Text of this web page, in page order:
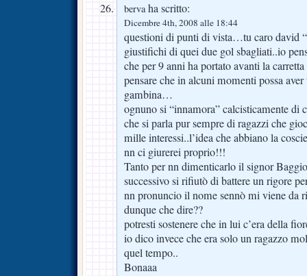
bervaha scritto:
Dicembre 4th, 2008 alle 18:44
questioni di punti di vista…tu caro david
giustifichi di quei due gol sbagliati..io
che per 9 anni ha portato avanti la
pensare che in alcuni momenti possa
gambina…
ognuno si “innamora” calcisticamente di
che si parla pur sempre di ragazzi che
mille interessi..l’idea che abbiano la
nn ci giurerei proprio!!!
Tanto per nn dimenticarlo il signor
successivo si rifiutò di battere un rigore
nn pronuncio il nome sennò mi viene da
dunque che dire??
potresti sostenere che in lui c’era della
io dico invece che era solo un ragazzo
quel tempo..
Bonaaa